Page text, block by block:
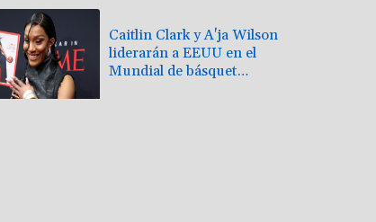
Caitlin Clark y A'ja Wilson
liderarán a EEUU en el
Mundial de básquet